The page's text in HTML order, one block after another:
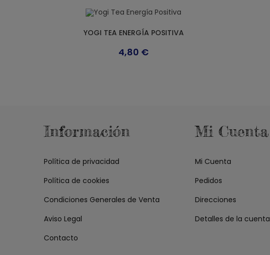
YOGI TEA ENERGÍA POSITIVA
4,80 €
Información
Política de privacidad
Política de cookies
Condiciones Generales de Venta
Aviso Legal
Contacto
Mi Cuenta
Mi Cuenta
Pedidos
Direcciones
Detalles de la cuenta